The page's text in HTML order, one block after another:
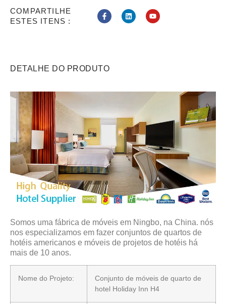
COMPARTILHE
ESTES ITENS :
DETALHE DO PRODUTO
Somos uma fábrica de móveis em Ningbo, na China. nós
nos especializamos em fazer conjuntos de quartos de
hotéis americanos e móveis de projetos de hotéis há
mais de 10 anos.
Nome do Projeto:
Conjunto de móveis de quarto de
hotel Holiday Inn H4